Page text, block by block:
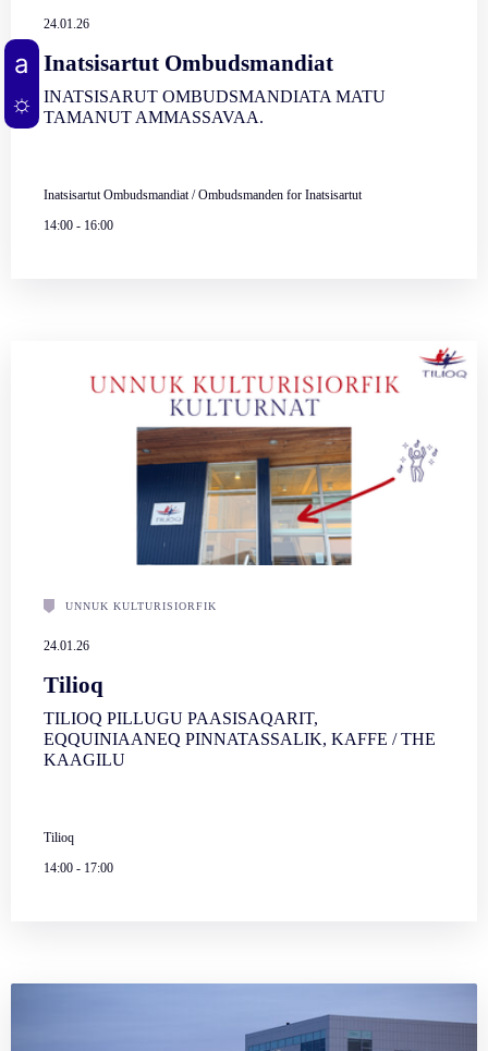
24.01.26
Inatsisartut Ombudsmandiat
INATSISARUT OMBUDSMANDIATA MATU
TAMANUT AMMASSAVAA.
Inatsisartut Ombudsmandiat / Ombudsmanden for Inatsisartut
14:00 - 16:00
UNNUK KULTURISIORFIK
24.01.26
Tilioq
TILIOQ PILLUGU PAASISAQARIT,
EQQUINIAANEQ PINNATASSALIK, KAFFE / THE
KAAGILU
Tilioq
14:00 - 17:00